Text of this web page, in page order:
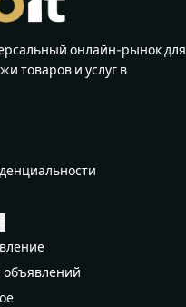
онлайн-рынок для
товаров и услуг в
объявлений